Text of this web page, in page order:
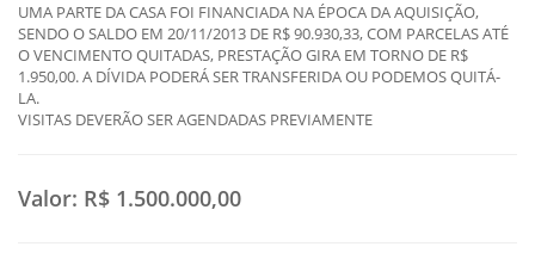
UMA PARTE DA CASA FOI FINANCIADA NA ÉPOCA DA AQUISIÇÃO,
SENDO O SALDO EM 20/11/2013 DE R$ 90.930,33, COM PARCELAS ATÉ
O VENCIMENTO QUITADAS, PRESTAÇÃO GIRA EM TORNO DE R$
1.950,00. A DÍVIDA PODERÁ SER TRANSFERIDA OU PODEMOS QUITÁ-
LA.
VISITAS DEVERÃO SER AGENDADAS PREVIAMENTE
Valor: R$ 1.500.000,00